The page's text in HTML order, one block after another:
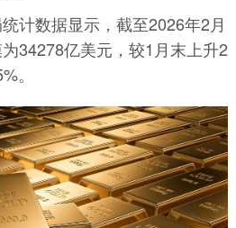
计数据显示，截至2026年2月
34278亿美元，较1月末上升2
。